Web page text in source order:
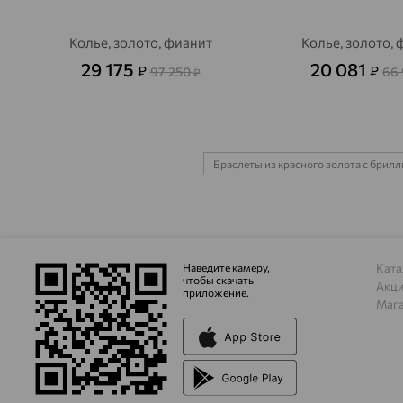
Колье, золото, фианит
29 175 ₽ 97 250₽
Колье, золото,
20 081 ₽ 66
Браслеты из красного золота с
Наведите камеру,
чтобы скачать
приложение.